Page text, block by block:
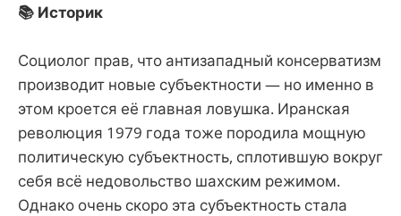
📚 Историк
Социолог прав, что антизападный консерватизм
производит новые субъектности — но именно в
этом кроется её главная ловушка. Иранская
революция 1979 года тоже породила мощную
политическую субъектность, сплотившую вокруг
себя всё недовольство шахским режимом.
Однако очень скоро эта субъектность стала